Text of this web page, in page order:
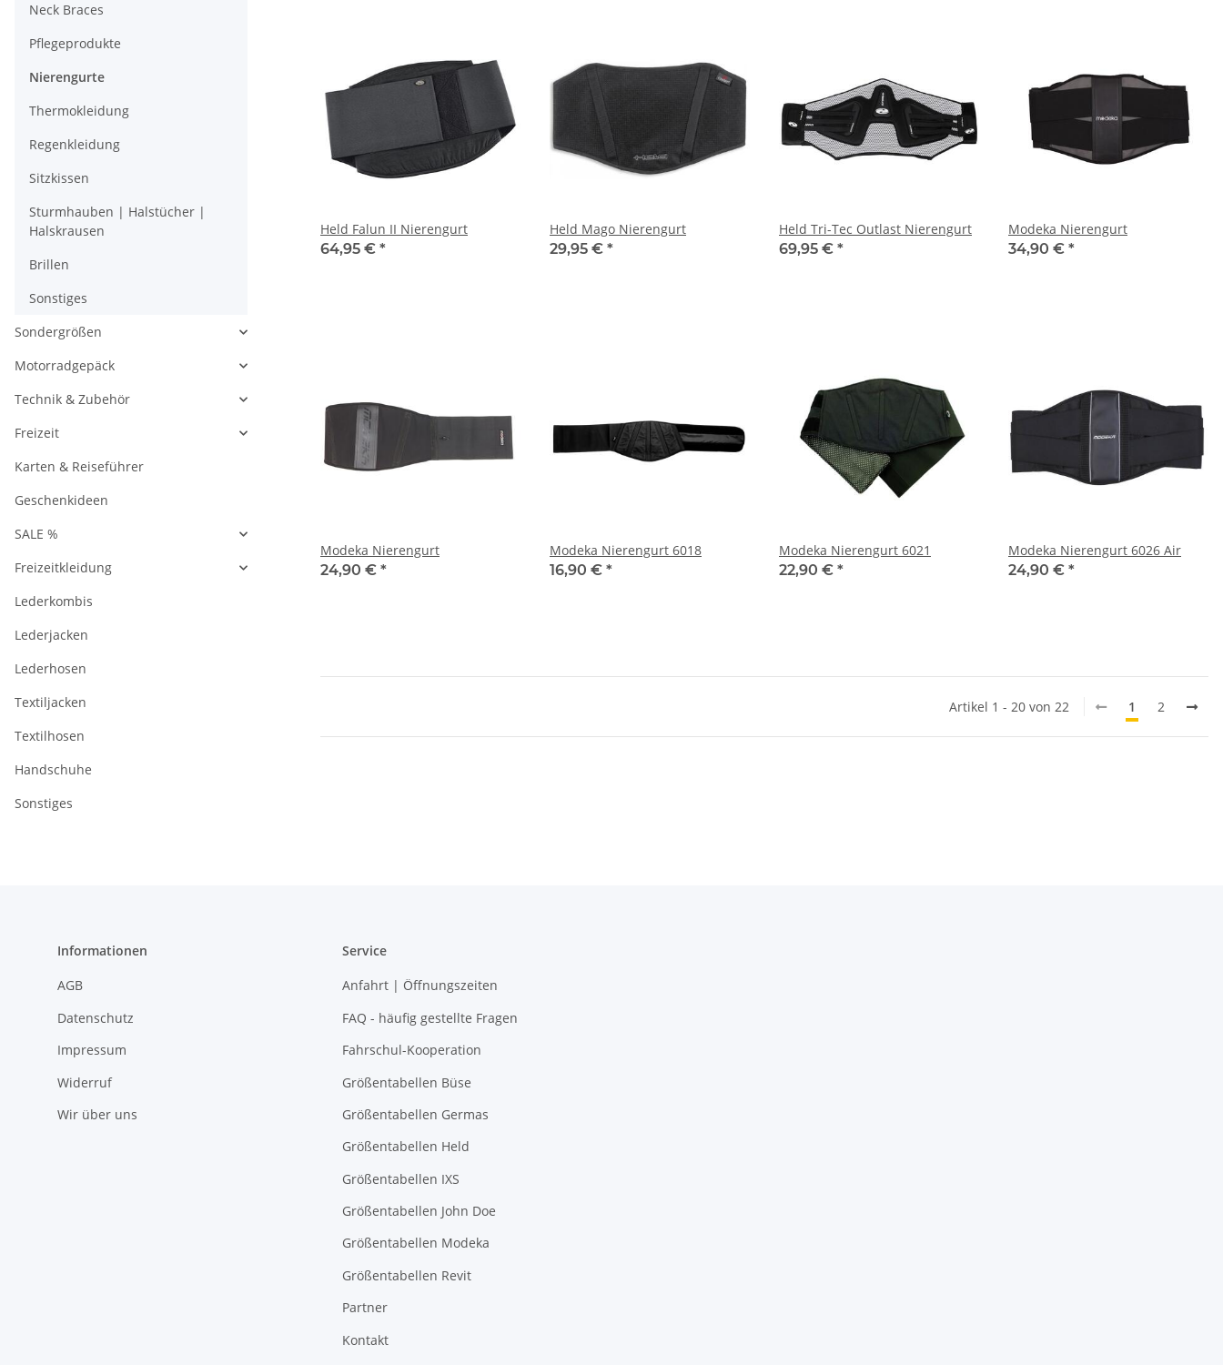
Held Falun II Nierengurt
64,95 € *
Held Mago Nierengurt
29,95 € *
Held Tri-Tec Outlast Nierengurt
69,95 € *
Modeka Nierengurt
34,90 € *
Modeka Nierengurt
24,90 € *
Modeka Nierengurt 6018
16,90 € *
Modeka Nierengurt 6021
22,90 € *
Modeka Nierengurt 6026 Air
24,90 € *
Artikel 1 - 20 von 22 1 2
Neck Braces
Pflegeprodukte
Nierengurte
Thermokleidung
Regenkleidung
Sitzkissen
Sturmhauben | Halstücher |
Halskrausen
Brillen
Sonstiges
Sondergrößen
Motorradgepäck
Technik & Zubehör
Freizeit
Karten & Reiseführer
Geschenkideen
SALE %
Freizeitkleidung
Lederkombis
Lederjacken
Lederhosen
Textiljacken
Textilhosen
Handschuhe
Sonstiges
Informationen
AGB
Datenschutz
Impressum
Widerruf
Wir über uns
Service
Anfahrt | Öffnungszeiten
FAQ - häufig gestellte Fragen
Fahrschul-Kooperation
Größentabellen Büse
Größentabellen Germas
Größentabellen Held
Größentabellen IXS
Größentabellen John Doe
Größentabellen Modeka
Größentabellen Revit
Partner
Kontakt